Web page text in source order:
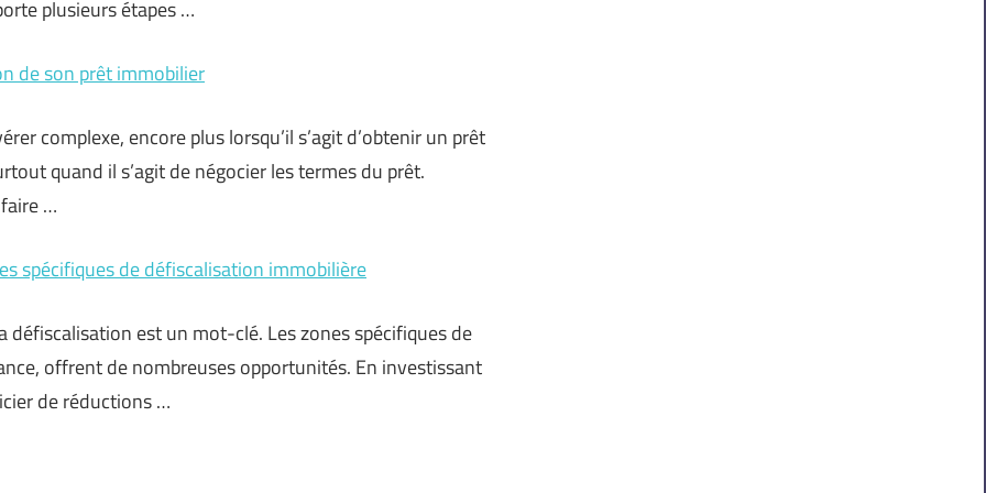
plusieurs étapes …
de son prêt immobilier
complexe, encore plus lorsqu’il s’agit d’obtenir un prêt
quand il s’agit de négocier les termes du prêt.
…
spécifiques de défiscalisation immobilière
défiscalisation est un mot-clé. Les zones spécifiques de
offrent de nombreuses opportunités. En investissant
de réductions …